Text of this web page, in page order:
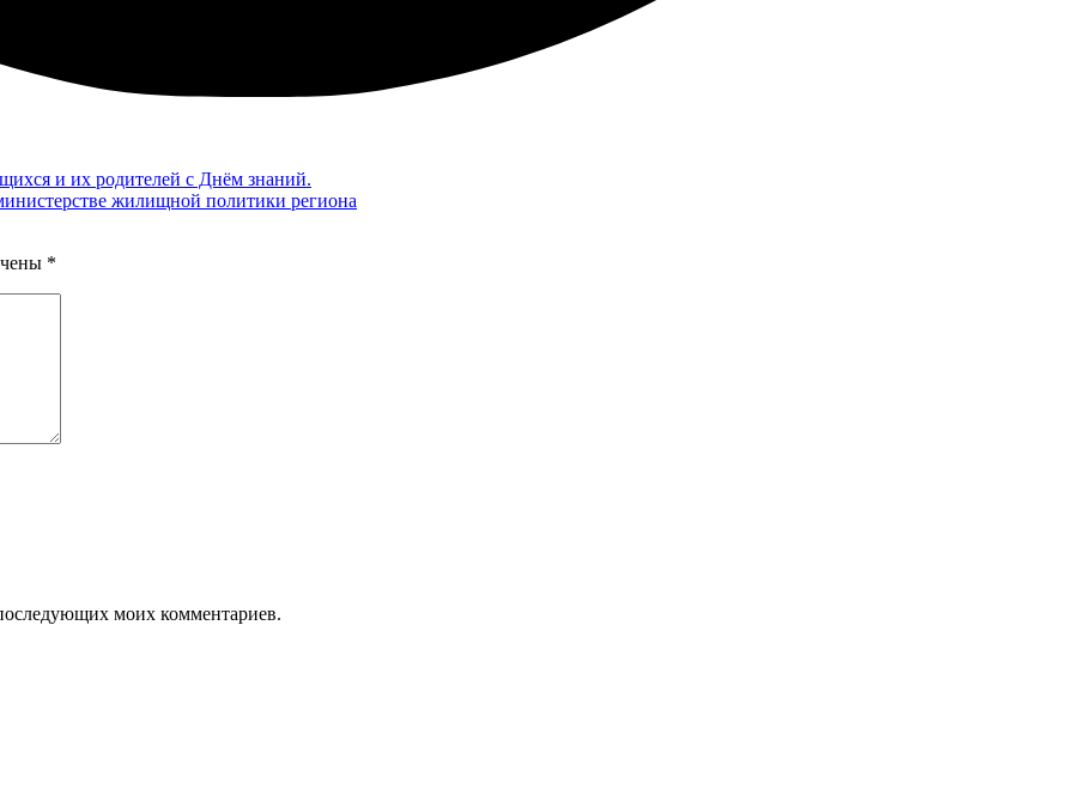
и их родителей с Днём знаний.
жилищной политики региона
*
моих комментариев.